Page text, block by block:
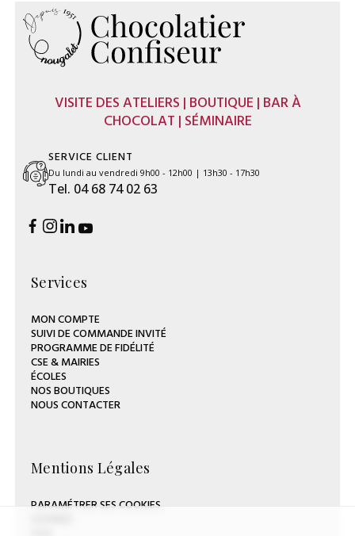
VISITE DES ATELIERS | BOUTIQUE | BAR À
CHOCOLAT | SÉMINAIRE
SERVICE CLIENT
Du lundi au vendredi 9h00 - 12h00 | 13h30 - 17h30
Tel. 04 68 74 02 63
Services
MON COMPTE
SUIVI DE COMMANDE INVITÉ
PROGRAMME DE FIDÉLITÉ
CSE & MAIRIES
ÉCOLES
NOS BOUTIQUES
NOUS CONTACTER
Mentions Légales
PARAMÉTRER SES COOKIES